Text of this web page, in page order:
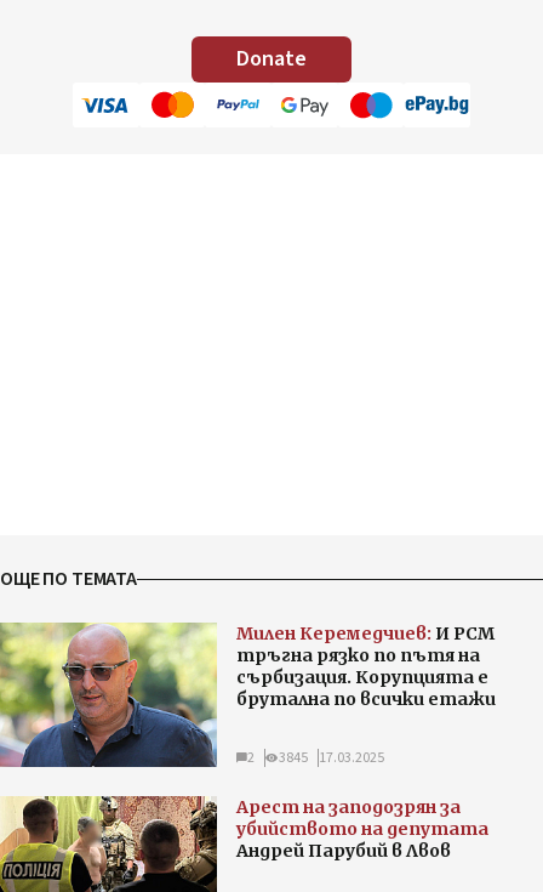
Donate
ОЩЕ ПО ТЕМАТА
Милен Керемедчиев: И РСМ
тръгна рязко по пътя на
сърбизация. Корупцията е
брутална по всички етажи
2 3845 17.03.2025
Арест на заподозрян за
убийството на депутата
Андрей Парубий в Лвов